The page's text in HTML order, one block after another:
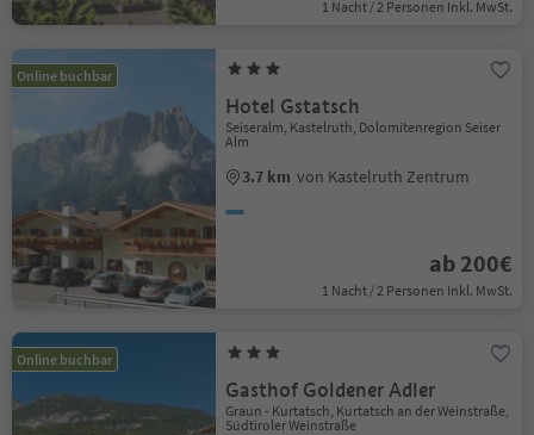
1 Nacht / 2 Personen Inkl. MwSt.
Online buchbar
Hotel Gstatsch
Seiseralm, Kastelruth, Dolomitenregion Seiser
Alm
3.7 km von Kastelruth Zentrum
ab 200€
1 Nacht / 2 Personen Inkl. MwSt.
Online buchbar
Gasthof Goldener Adler
Graun - Kurtatsch, Kurtatsch an der Weinstraße,
Südtiroler Weinstraße